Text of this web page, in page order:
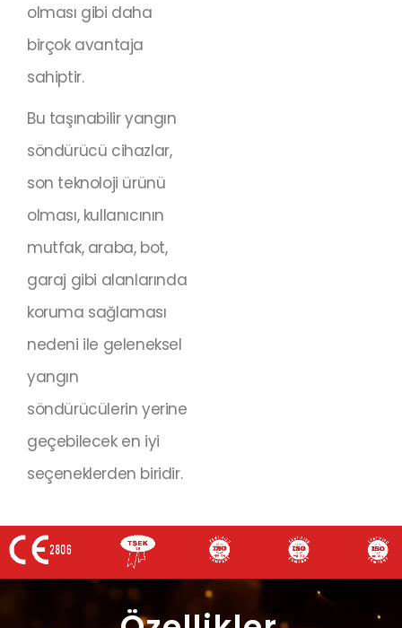
olması gibi daha
birçok avantaja
sahiptir.
Bu taşınabilir yangın
söndürücü cihazlar,
son teknoloji ürünü
olması, kullanıcının
mutfak, araba, bot,
garaj gibi alanlarında
koruma sağlaması
nedeni ile geleneksel
yangın
söndürücülerin yerine
geçebilecek en iyi
seçeneklerden biridir.